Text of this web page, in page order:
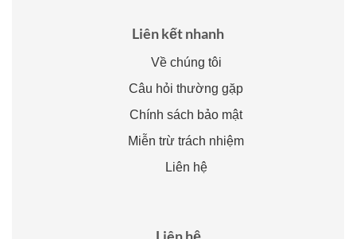
Liên kết nhanh
Về chúng tôi
Câu hỏi thường gặp
Chính sách bảo mật
Miễn trừ trách nhiệm
Liên hệ